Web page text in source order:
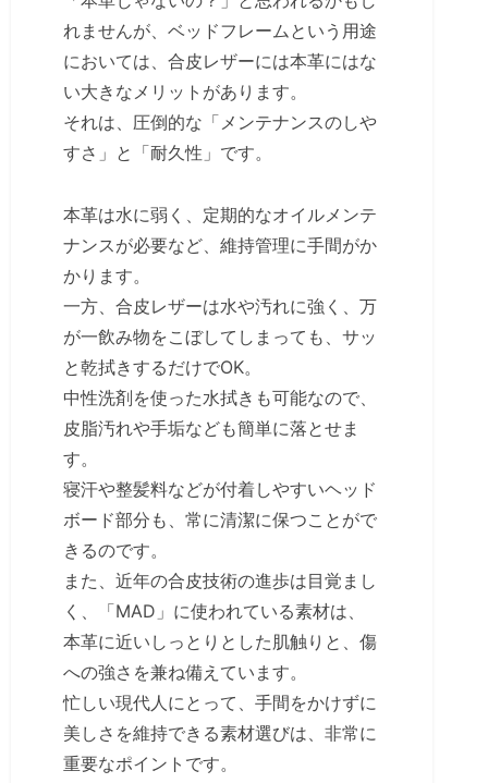
れませんが、ベッドフレームという用途
においては、合皮レザーには本革にはな
い大きなメリットがあります。
それは、圧倒的な「メンテナンスのしや
すさ」と「耐久性」です。
本革は水に弱く、定期的なオイルメンテ
ナンスが必要など、維持管理に手間がか
かります。
一方、合皮レザーは水や汚れに強く、万
が一飲み物をこぼしてしまっても、サッ
と乾拭きするだけでOK。
中性洗剤を使った水拭きも可能なので、
皮脂汚れや手垢なども簡単に落とせま
す。
寝汗や整髪料などが付着しやすいヘッド
ボード部分も、常に清潔に保つことがで
きるのです。
また、近年の合皮技術の進歩は目覚まし
く、「MAD」に使われている素材は、
本革に近いしっとりとした肌触りと、傷
への強さを兼ね備えています。
忙しい現代人にとって、手間をかけずに
美しさを維持できる素材選びは、非常に
重要なポイントです。